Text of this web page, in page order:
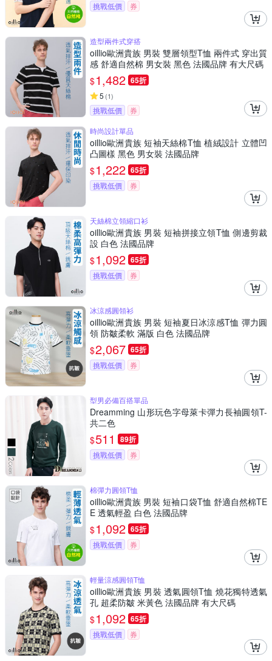
挑戰低價 券
造型兩件式穿搭
oillio歐洲貴族 男裝 雙層領型T恤 兩件式 穿出質
感 舒適自然棉 男女裝 黑色 法國品牌 有大尺碼
$1,482 65折
5 (1)
挑戰低價
券
時尚設計單品
oillio歐洲貴族 短袖天絲棉T恤 植絨設計 立體凹
凸圖樣 黑色 男女裝 法國品牌
$1,222 65折
挑戰低價 券
天絲棉立領縮口衫
oillio歐洲貴族 男裝 短袖拼接立領T恤 側邊剪裁
設 白色 法國品牌
$1,092 65折
挑戰低價 券
冰涼感圓領衫
oillio歐洲貴族 男裝 短袖夏日冰涼感T恤 彈力圓
領 防皺柔軟 滿版 白色 法國品牌
$2,067 65折
挑戰低價 券
型男必備百搭單品
Dreamming 山形玩色字母萊卡彈力長袖圓領T-
共二色
$511 89折
挑戰低價 券
棉彈力圓領T恤
oillio歐洲貴族 男裝 短袖口袋T恤 舒適自然棉TE
E 透氣輕盈 白色 法國品牌
$1,092 65折
挑戰低價 券
輕量涼感圓領T恤
oillio歐洲貴族 男裝 透氣圓領T恤 燒花獨特透氣
孔 超柔防皺 米黃色 法國品牌 有大尺碼
$1,092 65折
挑戰低價 券